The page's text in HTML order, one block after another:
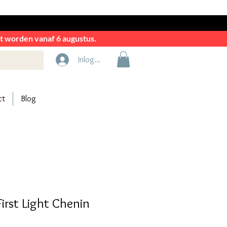
worden vanaf 6 augustus.
Inloggen
Blog
Light Chenin